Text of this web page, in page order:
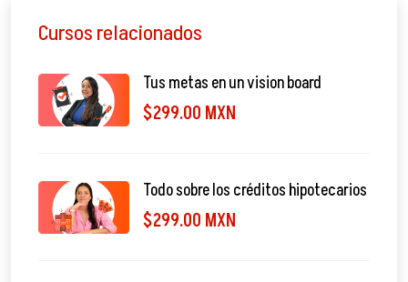
Cursos relacionados
Tus metas en un vision board
$299.00 MXN
Todo sobre los créditos hipotecarios
$299.00 MXN